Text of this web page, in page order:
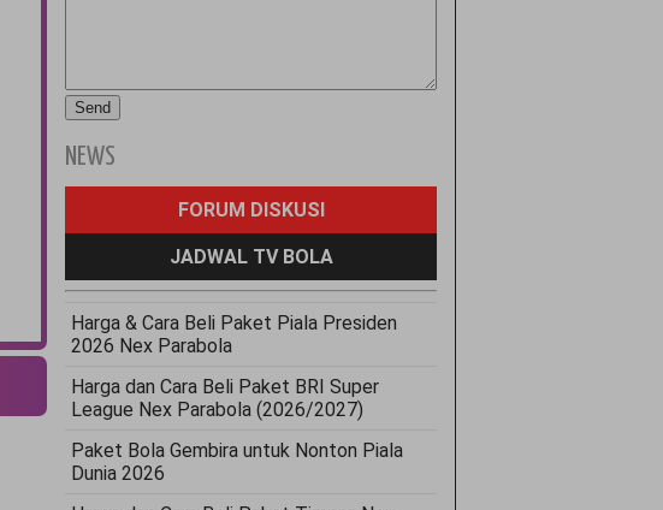
NEWS
FORUM DISKUSI
JADWAL TV BOLA
Harga & Cara Beli Paket Piala Presiden
2026 Nex Parabola
Harga dan Cara Beli Paket BRI Super
League Nex Parabola (2026/2027)
Paket Bola Gembira untuk Nonton Piala
Dunia 2026